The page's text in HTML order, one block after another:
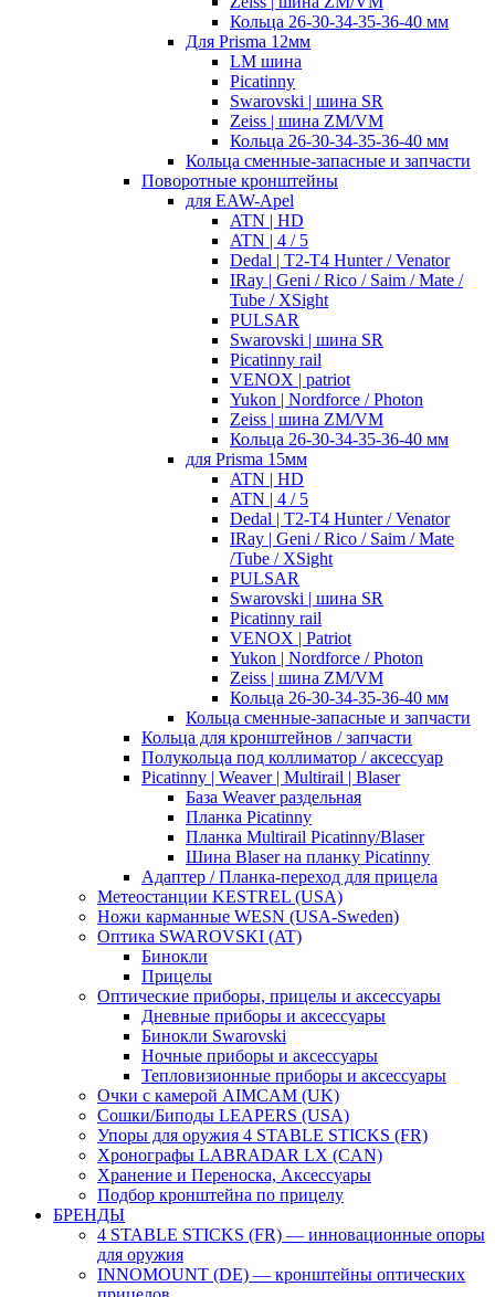
Кольца 26-30-34-35-36-40 мм
Для Prisma 12мм
LM шина
Picatinny
Swarovski | шина SR
Zeiss | шина ZM/VM
Кольца 26-30-34-35-36-40 мм
Кольца сменные-запасные и запчасти
Поворотные кронштейны
для EAW-Apel
ATN | HD
ATN | 4 / 5
Dedal | T2-T4 Hunter / Venator
IRay | Geni / Rico / Saim / Mate /
Tube / XSight
PULSAR
Swarovski | шина SR
Picatinny rail
VENOX | patriot
Yukon | Nordforce / Photon
Zeiss | шина ZM/VM
Кольца 26-30-34-35-36-40 мм
для Prisma 15мм
ATN | HD
ATN | 4 / 5
Dedal | T2-T4 Hunter / Venator
IRay | Geni / Rico / Saim / Mate
/Tube / XSight
PULSAR
Swarovski | шина SR
Picatinny rail
VENOX | Patriot
Yukon | Nordforce / Photon
Zeiss | шина ZM/VM
Кольца 26-30-34-35-36-40 мм
Кольца сменные-запасные и запчасти
Кольца для кронштейнов / запчасти
Полукольца под коллиматор / аксессуар
Picatinny | Weaver | Multirail | Blaser
База Weaver раздельная
Планка Picatinny
Планка Multirail Picatinny/Blaser
Шина Blaser на планку Picatinny
Адаптер / Планка-переход для прицела
Метеостанции KESTREL (USA)
Ножи карманные WESN (USA-Sweden)
Оптика SWAROVSKI (AT)
Бинокли
Прицелы
Оптические приборы, прицелы и аксессуары
Дневные приборы и аксессуары
Бинокли Swarovski
Ночные приборы и аксессуары
Тепловизионные приборы и аксессуары
Очки с камерой AIMCAM (UK)
Сошки/Биподы LEAPERS (USA)
Упоры для оружия 4 STABLE STICKS (FR)
Хронографы LABRADAR LX (CAN)
Хранение и Переноска, Аксессуары
Подбор кронштейна по прицелу
БРЕНДЫ
4 STABLE STICKS (FR) — инновационные опоры
для оружия
INNOMOUNT (DE) — кронштейны оптических